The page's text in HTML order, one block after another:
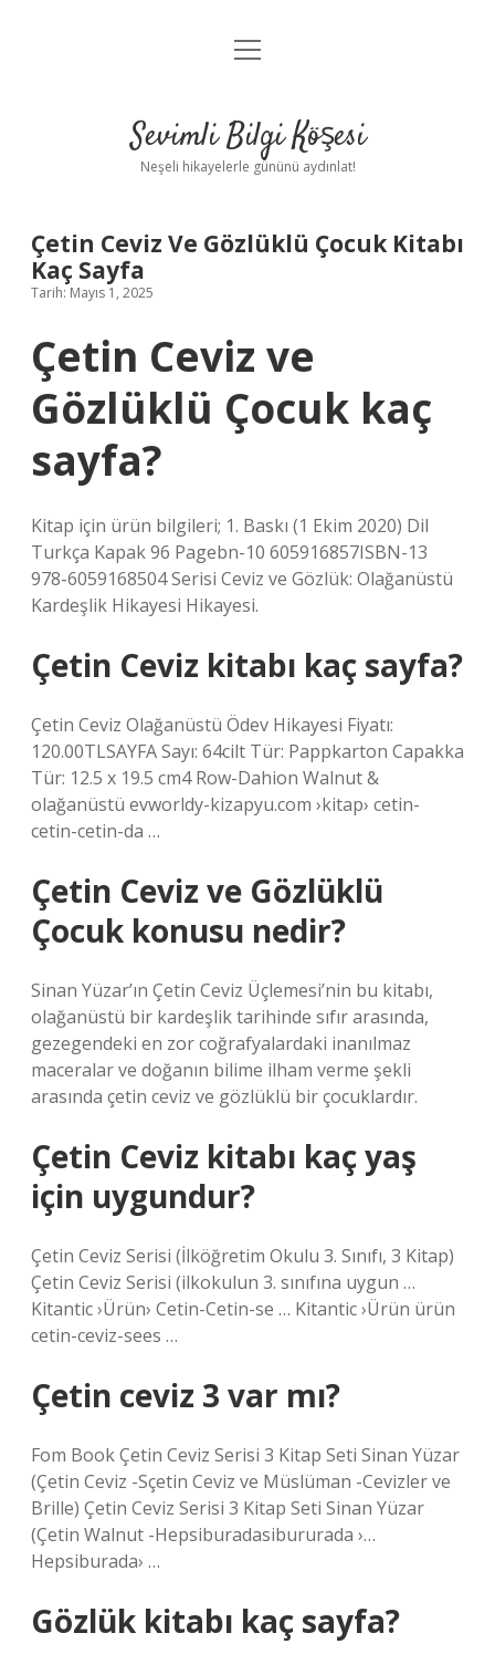
Anasayfa
Yasal Uyarı
menüyü
Sevimli Bilgi Köşesi
Neşeli hikayelerle gününü aydınlat!
Çetin Ceviz Ve Gözlüklü Çocuk Kitabı
Kaç Sayfa
Tarih: Mayıs 1, 2025
Çetin Ceviz ve
Gözlüklü Çocuk kaç
sayfa?
Kitap için ürün bilgileri; 1. Baskı (1 Ekim 2020) Dil
Turkça Kapak 96 Pagebn-10 605916857ISBN-13
978-6059168504 Serisi Ceviz ve Gözlük: Olağanüstü
Kardeşlik Hikayesi Hikayesi.
Çetin Ceviz kitabı kaç sayfa?
Çetin Ceviz Olağanüstü Ödev Hikayesi Fiyatı:
120.00TLSAYFA Sayı: 64cilt Tür: Pappkarton Capakka
Tür: 12.5 x 19.5 cm4 Row-Dahion Walnut &
olağanüstü evworldy-kizapyu.com ›kitap› cetin-
cetin-cetin-da …
Çetin Ceviz ve Gözlüklü
Çocuk konusu nedir?
Sinan Yüzar’ın Çetin Ceviz Üçlemesi’nin bu kitabı,
olağanüstü bir kardeşlik tarihinde sıfır arasında,
gezegendeki en zor coğrafyalardaki inanılmaz
maceralar ve doğanın bilime ilham verme şekli
arasında çetin ceviz ve gözlüklü bir çocuklardır.
Çetin Ceviz kitabı kaç yaş
için uygundur?
Çetin Ceviz Serisi (İlköğretim Okulu 3. Sınıfı, 3 Kitap)
Çetin Ceviz Serisi (ilkokulun 3. sınıfına uygun …
Kitantic ›Ürün› Cetin-Cetin-se … Kitantic ›Ürün ürün
cetin-ceviz-sees …
Çetin ceviz 3 var mı?
Fom Book Çetin Ceviz Serisi 3 Kitap Seti Sinan Yüzar
(Çetin Ceviz -Sçetin Ceviz ve Müslüman -Cevizler ve
Brille) Çetin Ceviz Serisi 3 Kitap Seti Sinan Yüzar
(Çetin Walnut -Hepsiburadasibururada ›…
Hepsiburada› …
Gözlük kitabı kaç sayfa?